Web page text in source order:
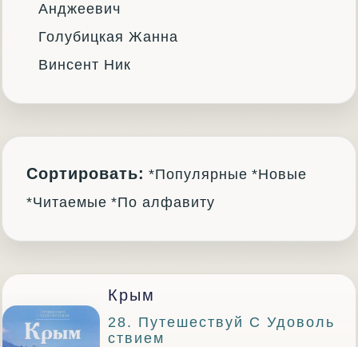
Анджеевич
Голубицкая Жанна
Винсент Ник
Сортировать: *Популярные *Новые
*Читаемые *По алфавиту
Крым
28. Путешествуй С Удоволь
Ствием